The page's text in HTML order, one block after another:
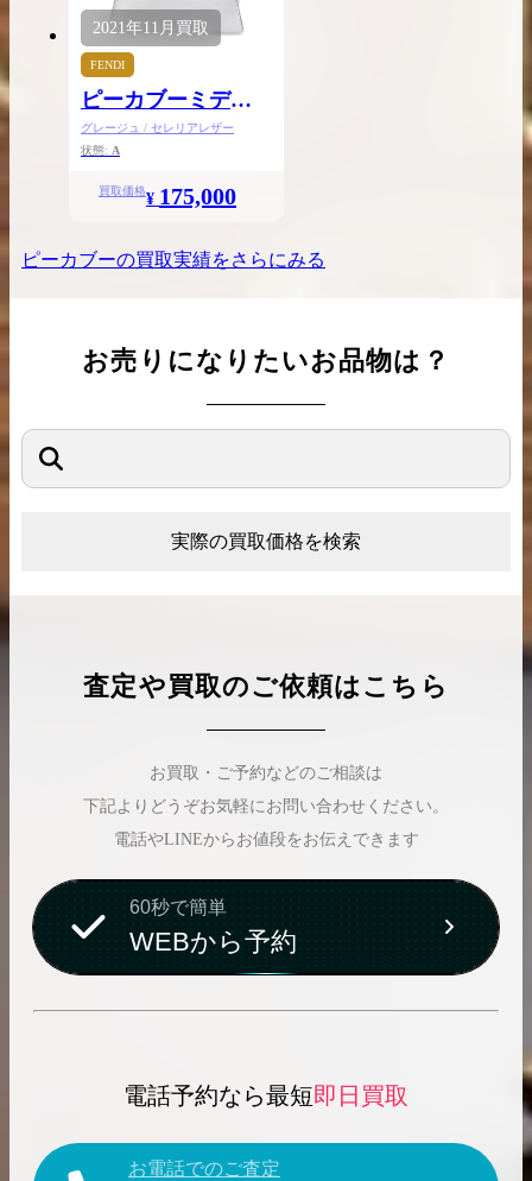
2021年11月 買取
FENDI
ピーカブーミディ
アム
グレージュ / セレリアレザー
状態: A
買取価格¥ 175,000
ピーカブーの買取実績をさらにみる
お売りになりたいお品物は？
実際の買取価格を検索
査定や買取のご依頼はこちら
お買取・ご予約などのご相談は
下記よりどうぞお気軽にお問い合わせください。
電話やLINEからお値段をお伝えできます
60秒で簡単
WEBから予約
電話予約なら最短即日買取
お電話でのご査定